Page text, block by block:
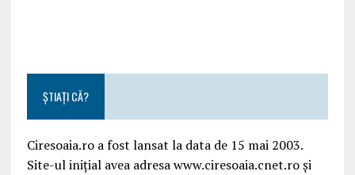
ȘTIAȚI CĂ?
Ciresoaia.ro a fost lansat la data de 15 mai 2003.
Site-ul inițial avea adresa www.ciresoaia.cnet.ro și